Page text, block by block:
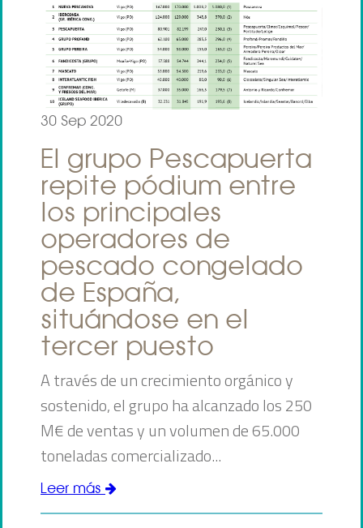
30 Sep 2020
El grupo Pescapuerta
repite pódium entre
los principales
operadores de
pescado congelado
de España,
situándose en el
tercer puesto
A través de un crecimiento orgánico y
sostenido, el grupo ha alcanzado los 250
M€ de ventas y un volumen de 65.000
toneladas comercializado...
Leer más